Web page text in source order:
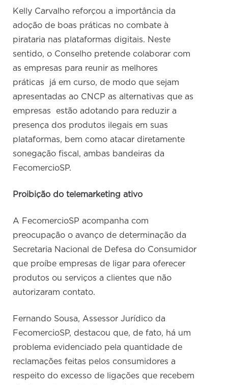
Kelly Carvalho reforçou a importância da
adoção de boas práticas no combate à
pirataria nas plataformas digitais. Neste
sentido, o Conselho pretende colaborar com
as empresas para reunir as melhores
práticas já em curso, de modo que sejam
apresentadas ao CNCP as alternativas que as
empresas estão adotando para reduzir a
presença dos produtos ilegais em suas
plataformas, bem como atacar diretamente
sonegação fiscal, ambas bandeiras da
FecomercioSP.
Proibição do telemarketing ativo
A FecomercioSP acompanha com
preocupação o avanço de determinação da
Secretaria Nacional de Defesa do Consumidor
que proíbe empresas de ligar para oferecer
produtos ou serviços a clientes que não
autorizaram contato.
Fernando Sousa, Assessor Jurídico da
FecomercioSP, destacou que, de fato, há um
problema evidenciado pela quantidade de
reclamações feitas pelos consumidores a
respeito do excesso de ligações que recebem